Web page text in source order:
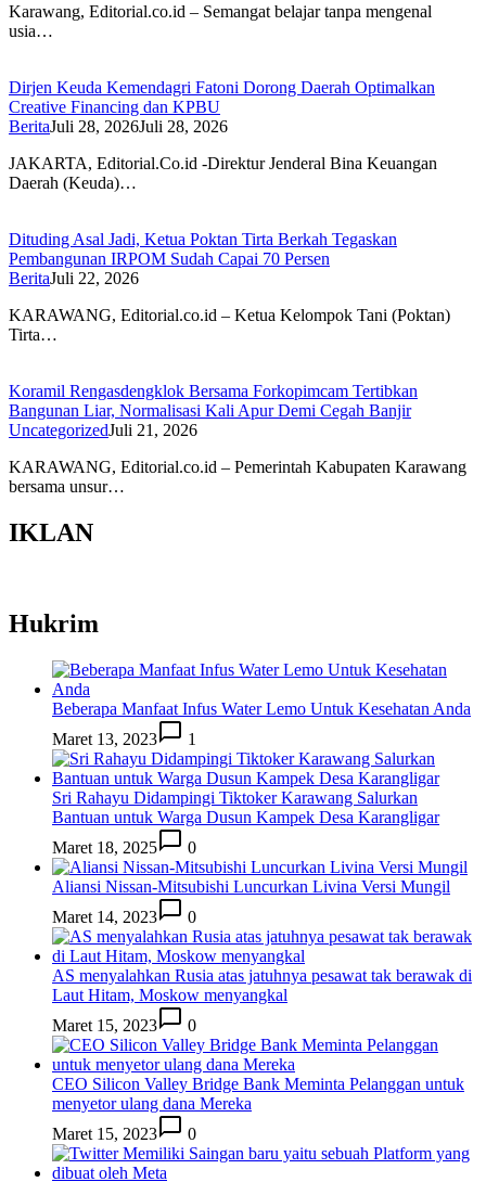
Karawang, Editorial.co.id – Semangat belajar tanpa mengenal
usia…
Dirjen Keuda Kemendagri Fatoni Dorong Daerah Optimalkan
Creative Financing dan KPBU
BeritaJuli 28, 2026Juli 28, 2026
JAKARTA, Editorial.Co.id -Direktur Jenderal Bina Keuangan
Daerah (Keuda)…
Dituding Asal Jadi, Ketua Poktan Tirta Berkah Tegaskan
Pembangunan IRPOM Sudah Capai 70 Persen
BeritaJuli 22, 2026
KARAWANG, Editorial.co.id – Ketua Kelompok Tani (Poktan)
Tirta…
Koramil Rengasdengklok Bersama Forkopimcam Tertibkan
Bangunan Liar, Normalisasi Kali Apur Demi Cegah Banjir
UncategorizedJuli 21, 2026
KARAWANG, Editorial.co.id – Pemerintah Kabupaten Karawang
bersama unsur…
IKLAN
Hukrim
Beberapa Manfaat Infus Water Lemo Untuk Kesehatan Anda
Maret 13, 2023
1
Sri Rahayu Didampingi Tiktoker Karawang Salurkan
Bantuan untuk Warga Dusun Kampek Desa Karangligar
Maret 18, 2025
0
Aliansi Nissan-Mitsubishi Luncurkan Livina Versi Mungil
Maret 14, 2023
0
AS menyalahkan Rusia atas jatuhnya pesawat tak berawak di
Laut Hitam, Moskow menyangkal
Maret 15, 2023
0
CEO Silicon Valley Bridge Bank Meminta Pelanggan untuk
menyetor ulang dana Mereka
Maret 15, 2023
0